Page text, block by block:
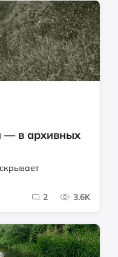
— в архивных
2 3.6K